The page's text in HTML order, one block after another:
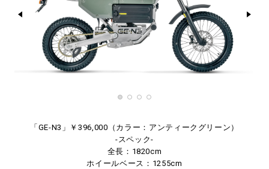
「GE-N3」￥396,000（カラー：アンティークグリーン）
-スペック-
全長：1820cm
ホイールベース：1255cm